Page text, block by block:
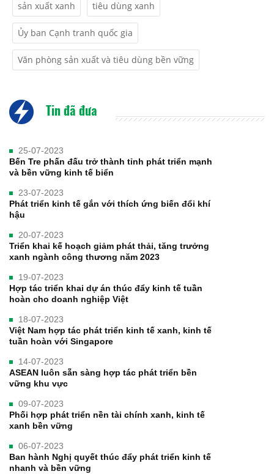
sản xuất xanh tiêu dùng xanh
Ủy ban Cạnh tranh quốc gia
Văn phòng sản xuất và tiêu dùng bền vững
Tin đã đưa
25-07-2023
Bến Tre phấn đấu trở thành tỉnh phát triển mạnh
và bền vững kinh tế biển
23-07-2023
Phát triển kinh tế gắn với thích ứng biến đổi khí
hậu
20-07-2023
Triển khai kế hoạch giảm phát thải, tăng trưởng
xanh ngành công thương năm 2023
19-07-2023
Hợp tác triển khai dự án thúc đẩy kinh tế tuần
hoàn cho doanh nghiệp Việt
18-07-2023
Việt Nam hợp tác phát triển kinh tế xanh, kinh tế
tuần hoàn với Singapore
14-07-2023
ASEAN luôn sẵn sàng hợp tác phát triển bền
vững khu vực
09-07-2023
Phối hợp phát triển nền tài chính xanh, kinh tế
xanh bền vững
06-07-2023
Ban hành Nghị quyết thúc đẩy phát triển kinh tế
nhanh và bền vững